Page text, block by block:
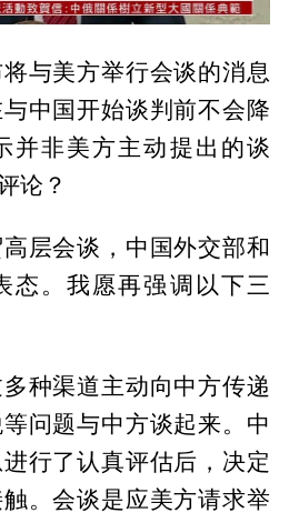
与美方举行会谈的消息
中国开始谈判前不会降
并非美方主动提出的谈
论？
层会谈，中国外交部和
态。我愿再强调以下三
种渠道主动向中方传递
问题与中方谈起来。中
行了认真评估后，决定
。会谈是应美方请求举